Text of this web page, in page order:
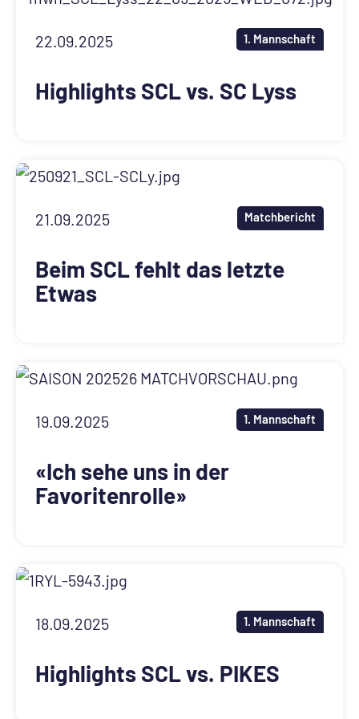
PRIVATE CLUB
Mitglieder
LEGENDEN
22.09.2025 1. Mannschaft
Highlights SCL vs. SC Lyss
21.09.2025 Matchbericht
Beim SCL fehlt das letzte
Etwas
19.09.2025 1. Mannschaft
«Ich sehe uns in der
Favoritenrolle»
18.09.2025 1. Mannschaft
Highlights SCL vs. PIKES